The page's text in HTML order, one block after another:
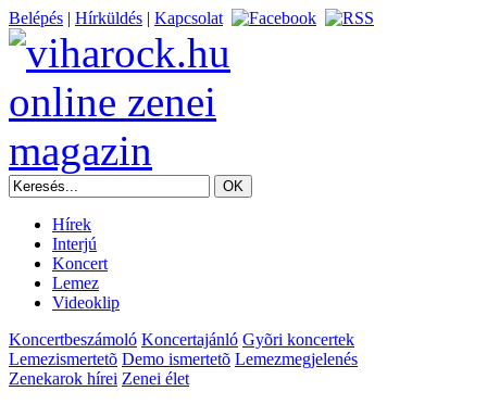
Belépés | Hírküldés | Kapcsolat
Hírek
Interjú
Koncert
Lemez
Videoklip
Koncertbeszámoló Koncertajánló Gyõri koncertek
Lemezismertetõ Demo ismertetõ Lemezmegjelenés
Zenekarok hírei Zenei élet